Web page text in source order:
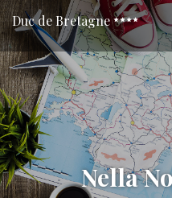
Duc de Bretagne
Nella